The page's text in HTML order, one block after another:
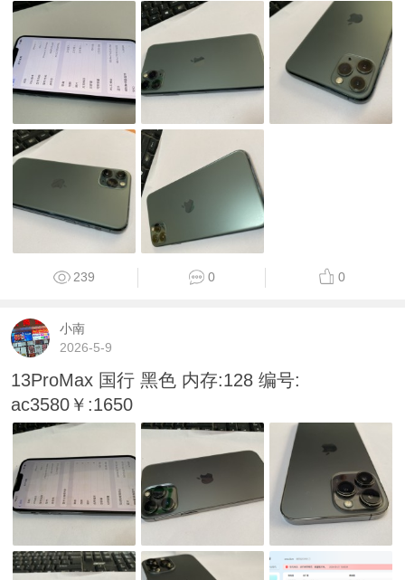
239 0 0
小南
2026-5-9
13ProMax 国行 黑色 内存:128 编号:
ac3580￥:1650